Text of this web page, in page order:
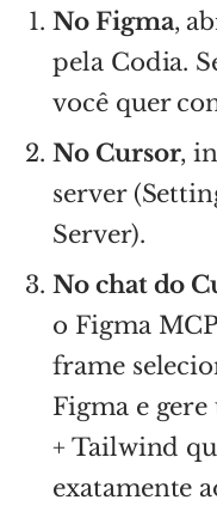
No Figma,
pela Codia.
você quer
No Cursor,
server
Server).
No chat do
o Figma
frame
Figma e
+ Tailwind
exatamente